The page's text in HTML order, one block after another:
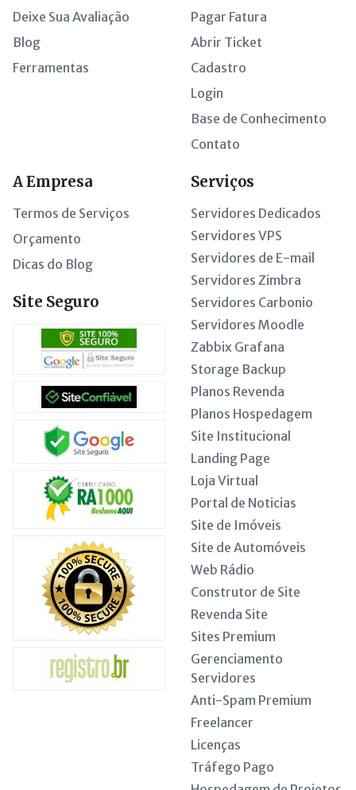
Deixe Sua Avaliação
Blog
Ferramentas
Pagar Fatura
Abrir Ticket
Cadastro
Login
Base de Conhecimento
Contato
A Empresa
Termos de Serviços
Orçamento
Dicas do Blog
Site Seguro
Serviços
Servidores Dedicados
Servidores VPS
Servidores de E-mail
Servidores Zimbra
Servidores Carbonio
Servidores Moodle
Zabbix Grafana
Storage Backup
Planos Revenda
Planos Hospedagem
Site Institucional
Landing Page
Loja Virtual
Portal de Noticias
Site de Imóveis
Site de Automóveis
Web Rádio
Construtor de Site
Revenda Site
Sites Premium
Gerenciamento
Servidores
Anti-Spam Premium
Freelancer
Licenças
Tráfego Pago